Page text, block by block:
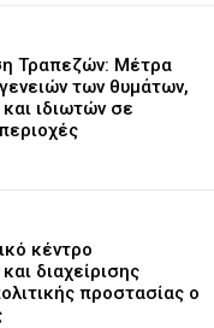
Τραπεζών: Μέτρα
των θυμάτων,
ιδιωτών σε
κέντρο
διαχείρισης
προστασίας ο